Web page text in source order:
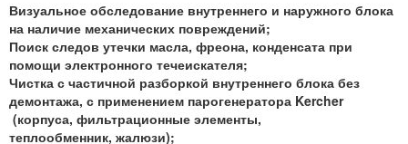
Визуальное обследование внутреннего и наружного блока
на наличие механических повреждений;
Поиск следов утечки масла, фреона, конденсата при
помощи электронного течеискателя;
Чистка с частичной разборкой внутреннего блока без
демонтажа, с применением парогенератора Kercher
(корпуса, фильтрационные элементы,
теплообменник, жалюзи);